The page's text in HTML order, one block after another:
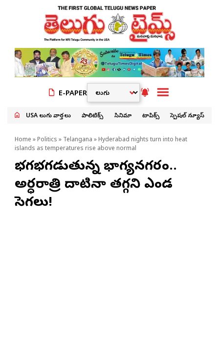
E-PAPER
USA తెలుగు వార్తలు పాలిటిక్స్ సినిమా టాపిక్స్ స్పెషల్ న్యూస్
Home » Politics » Telangana » Hyderabad nights turn into heat
islands as temperatures rise above normal
భగభగలాడుతున్న భాగ్యనగరం..
అర్ధరాత్రి దాటినా తగ్గని ఎండ
సెగలు!